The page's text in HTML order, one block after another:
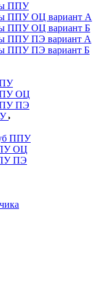
ППУ
ППУ ОЦ вариант А
ППУ ОЦ вариант Б
ППУ ПЭ вариант А
ППУ ПЭ вариант Б
ОЦ
ПЭ
ППУ
ОЦ
ПЭ